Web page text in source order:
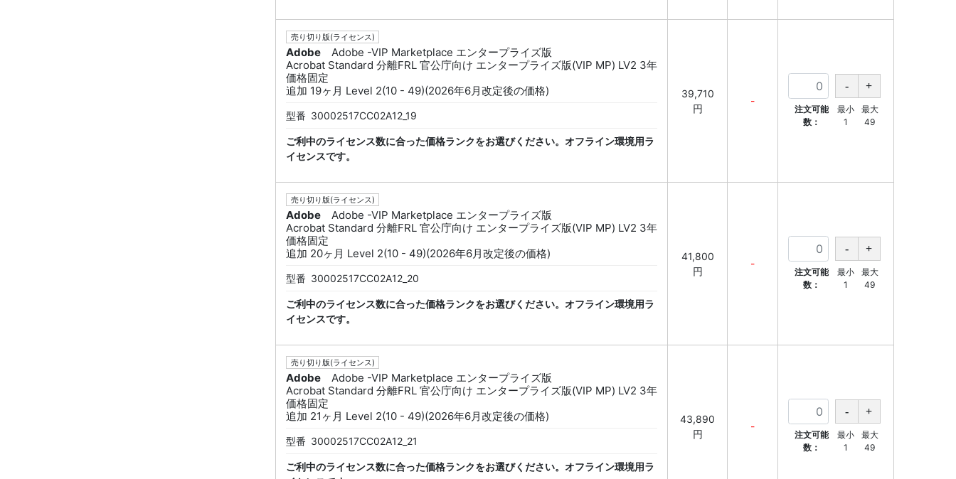
売り切り版(ライセンス)
Adobe
Adobe -VIP Marketplace エンタープライズ版
Acrobat Standard 分離FRL 官公庁向け エンタープライズ版(VIP MP) LV2 3年
価格固定
追加 19ヶ月 Level 2(10 - 49)(2026年6月改定後の価格)
型番 30002517CC02A12_19
ご利中のライセンス数に合った価格ランクをお選びください。オフライン環境用ラ
イセンスです。
39,710
円
-
注文可能
数：
最小
1
最大
49
売り切り版(ライセンス)
Adobe
Adobe -VIP Marketplace エンタープライズ版
Acrobat Standard 分離FRL 官公庁向け エンタープライズ版(VIP MP) LV2 3年
価格固定
追加 20ヶ月 Level 2(10 - 49)(2026年6月改定後の価格)
型番 30002517CC02A12_20
ご利中のライセンス数に合った価格ランクをお選びください。オフライン環境用ラ
イセンスです。
41,800
円
-
注文可能
数：
最小
1
最大
49
売り切り版(ライセンス)
Adobe
Adobe -VIP Marketplace エンタープライズ版
Acrobat Standard 分離FRL 官公庁向け エンタープライズ版(VIP MP) LV2 3年
価格固定
追加 21ヶ月 Level 2(10 - 49)(2026年6月改定後の価格)
型番 30002517CC02A12_21
ご利中のライセンス数に合った価格ランクをお選びください。オフライン環境用ラ
43,890
円
-
注文可能
数：
最小
1
最大
49